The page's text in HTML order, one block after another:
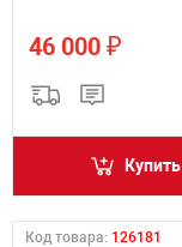
46 000 ₽
Купить
Код товара: 126181